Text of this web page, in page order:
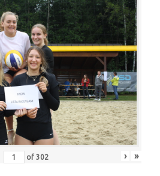
of 302 › »